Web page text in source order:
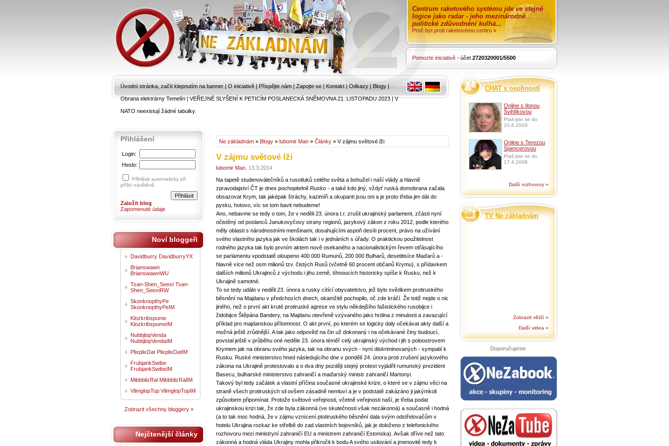
Centrum raketového systému jde ve stejné
logice jako radar - jeho mezinárodně
politické zdůvodnění kulhá...
Proč být proti raketovému centru »
Pomozte iniciativě - účet 2720320001/5500
Úvodní stránka, začít klepnutím na banner | O iniciativě | Přispějte nám | Zapojte se | Kontakt | Odkazy | Blogy |
Obrana elektrárny Temelín|VEŘEJNÉ SLYŠENÍ K PETICÍM POSLANECKÁ SNĚMOVNA 21. LISTOPADU 2023|V
NATO neexistují žádné tabulky.
Ne základnám » Blogy » lubomir Man » Články » V zájmu světové lži
V zájmu světové lži
lubomir Man , 13.3.2014
Na tapetě studenoválečníků a rusotluků celého světa a bohužel i naší vlády a hlavně
zpravodajství ČT je dnes pochopitelně Rusko - a také kdo jiný, vždyť ruská domobrana začala
obsazovat Krym, tak jaképak štráchy, kazimíři a okupanti jsou oni a je proto třeba jim dát do
pysku, hotovo, víc se tom bavit nebudeme!
Ano, nebavme se tedy o tom, že v neděli 23. února t.r. zrušil ukrajinský parlament, zčásti nyní
očistěný od poslanců Janukovyčovy strany regionů, jazykový zákon z roku 2012, podle kterého
měly oblasti s národnostními menšinami, dosahujícími aspoň desíti procent, právo na užívání
svého vlastního jazyka jak ve školách tak i v jednáních s úřady. O praktickou použitelnost
rodného jazyka tak bylo prvním aktem nově osekaného a nacionalistickým řevem otřásajícího
se parlamentu vpodstatě oloupeno 400 000 Rumunů, 200 000 Bulharů, desetitisíce Maďarů a -
hlavně více než osm milionů tzv. čistých Rusů (včetně 60 procent občanů Krymu), s přídavkem
dalších milionů Ukrajinců z východu i jihu země, tíhnoucích historicky spíše k Rusku, než k
Ukrajině samotné.
To se tedy událo v neděli 23. února a rusky cítící obyvatelstvo, jež bylo svědkem protiruského
běsnění na Majdanu v předchozích dnech, okamžitě pochopilo, oč zde kráčí. Že totiž nejde o nic
jiného, než o první akt kruté protiruské agrese ve stylu někdejšího fašistického rusobijce i
židobijce Štěpána Bandery, na Majdanu otevřeně vzývaného jako hrdina z minulosti a zavazující
příklad pro majdanskou přítomnost. O akt první, po kterém se logicky daly očekávat akty další a
možná ještě zrůdnější. A tak jako odpověď na čin už dokonaný i na očekávané činy budoucí,
povstal ještě v průběhu oné neděle 23. února téměř celý ukrajinský východ i jih s poloostrovem
Krymem jak na obranu svého jazyka, tak na obranu svých - nyní diskriminovaných - sympatií k
Rusku. Ruské ministerstvo hned následujícího dne v pondělí 24. února proti zrušení jazykového
zákona na Ukrajině protestovalo a o dva dny později stejný protest vyjádřil rumunský prezident
Basecu, bulharské ministerstvo zahraničí a maďarský ministr zahraničí Martonyi.
Takový byl tedy začátek a vlastní příčina současné ukrajinské krize, o které se v zájmu věci na
straně všech protiruských sil ovšem zásadně nemluví a je v podstatě zakázáno ji jakýmkoli
způsobem připomínat. Protože světové veřejnosti, včetně veřejnosti naší, je třeba podat
ukrajinskou krizi tak, že zde byla zákonná (ve skutečnosti však nezákonná) a současně i hodná
(a to tak moc hodná, že v zájmu vznícení ptotiruského běsnění dala svým odstřelovačům v
hotelu Ukrajina rozkaz ke střelbě do zad vlastních bojovníků, jak je doloženo z telefonického
rozhovoru mezi ministryní zahraničí EU a ministrem zahraničí Estonska). Avšak dříve než tato
zákonná a hodná vláda Ukrajiny mohla přikročit k bodu A svého usilování a jmenovitě tedy k
Přihlášení
Login:
Heslo:
Přihlásit automaticky při
příští návštěvě.
Založit blog
Zapomenuté údaje
Noví bloggeři
Davidburry DavidburryYX
Brianswawn
BrianswawnWU
Tsan-Shen_Seext Tsan-
Shen_SeextRW
SkonknopthyPe
SkonknopthyPeIM
Klozkribspume
KlozkribspumeIM
NubbjlopVenda
NubbjlopVendaIM
PlixplixDat PlixplixDatIM
FrubjankSwibe
FrubjankSwibeIM
MibbblizRal MibbblizRalIM
VlimglopTop VlimglopTopIM
Zobrazit všechny bloggery »
Nejčtenější články
CHAT s osobností
Online s Ilonou
Švihlíkovou
Ptali jste se do
10.8.2009
Online s Terezou
Spencerovou
Ptali jste se do
17.4.2009
Další rozhovory »
TV Ne základnám
Zobrazit větší »
Další videa »
Doporučujeme: